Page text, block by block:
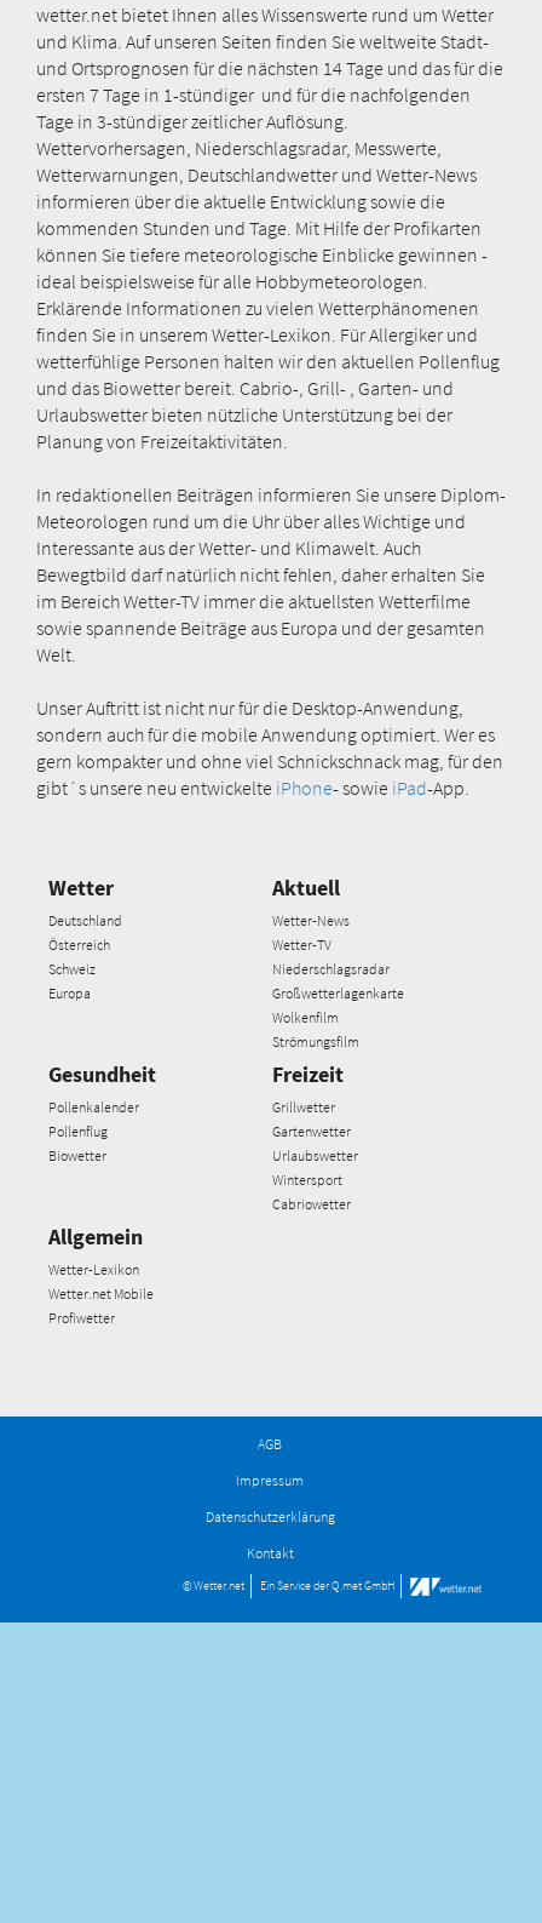
wetter.net bietet Ihnen alles Wissenswerte rund um Wetter
und Klima. Auf unseren Seiten finden Sie weltweite Stadt-
und Ortsprognosen für die nächsten 14 Tage und das für die
ersten 7 Tage in 1-stündiger und für die nachfolgenden
Tage in 3-stündiger zeitlicher Auflösung.
Wettervorhersagen, Niederschlagsradar, Messwerte,
Wetterwarnungen, Deutschlandwetter und Wetter-News
informieren über die aktuelle Entwicklung sowie die
kommenden Stunden und Tage. Mit Hilfe der Profikarten
können Sie tiefere meteorologische Einblicke gewinnen -
ideal beispielsweise für alle Hobbymeteorologen.
Erklärende Informationen zu vielen Wetterphänomenen
finden Sie in unserem Wetter-Lexikon. Für Allergiker und
wetterfühlige Personen halten wir den aktuellen Pollenflug
und das Biowetter bereit. Cabrio-, Grill- , Garten- und
Urlaubswetter bieten nützliche Unterstützung bei der
Planung von Freizeitaktivitäten.
In redaktionellen Beiträgen informieren Sie unsere Diplom-
Meteorologen rund um die Uhr über alles Wichtige und
Interessante aus der Wetter- und Klimawelt. Auch
Bewegtbild darf natürlich nicht fehlen, daher erhalten Sie
im Bereich Wetter-TV immer die aktuellsten Wetterfilme
sowie spannende Beiträge aus Europa und der gesamten
Welt.
Unser Auftritt ist nicht nur für die Desktop-Anwendung,
sondern auch für die mobile Anwendung optimiert. Wer es
gern kompakter und ohne viel Schnickschnack mag, für den
gibt´s unsere neu entwickelte iPhone- sowie iPad-App.
Wetter
Deutschland
Österreich
Schweiz
Europa
Aktuell
Wetter-News
Wetter-TV
Niederschlagsradar
Großwetterlagenkarte
Wolkenfilm
Strömungsfilm
Gesundheit
Pollenkalender
Pollenflug
Biowetter
Freizeit
Grillwetter
Gartenwetter
Urlaubswetter
Wintersport
Cabriowetter
Allgemein
Wetter-Lexikon
Wetter.net Mobile
Profiwetter
AGB
Impressum
Datenschutzerklärung
Kontakt
© Wetter.net Ein Service derQ.met GmbH